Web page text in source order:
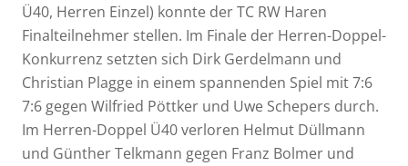
Ü40, Herren Einzel) konnte der TC RW Haren
Finalteilnehmer stellen. Im Finale der Herren-Doppel-
Konkurrenz setzten sich Dirk Gerdelmann und
Christian Plagge in einem spannenden Spiel mit 7:6
7:6 gegen Wilfried Pöttker und Uwe Schepers durch.
Im Herren-Doppel Ü40 verloren Helmut Düllmann
und Günther Telkmann gegen Franz Bolmer und